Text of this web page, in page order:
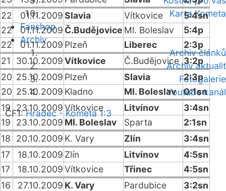
Karta Kometa
Fanshop
Archiv
Archiv článků
Archiv aktualit
Fotogalerie
Youtube kanál
ČF1:Hradec - Kometa 1:3
22
01.11.2009Slavia Vítkovice
5:4sn
22
01.11.2009 Č.Budějovice Ml. Boleslav
5:4p
22
01.11.2009 Plzeň Liberec
2:3p
21
30.10.2009Vítkovice Č.Budějovice 3:2p
20 25.10.2009 Plzeň Slavia
2:3p
20 25.10.2009 Kladno Ml. Boleslav
0:1sn
19 23.10.2009Vítkovice Litvínov
3:4sn
19
23.10.2009 Ml. Boleslav Sparta
2:1sn
18
20.10.2009 K. Vary Zlín
3:4sn
17
18.10.2009 Zlín Litvínov
4:5sn
17
18.10.2009Vítkovice Třinec
4:5sn
16
27.10.2009 K. Vary Pardubice
3:2sn